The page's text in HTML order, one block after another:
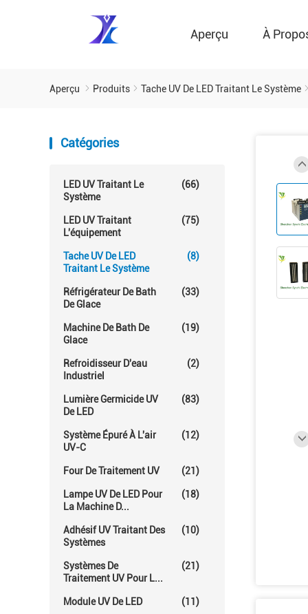
Aperçu À
Aperçu Produits Tache UV De LED Traitant Le Système
Catégories
LED UV Traitant Le
Système
(66)
LED UV Traitant
L'équipement
(75)
Tache UV De LED
Traitant Le Système
(8)
Réfrigérateur De Bath
De Glace
(33)
Machine De Bath De
Glace
(19)
Refroidisseur D'eau
Industriel
(2)
Lumière Germicide UV
De LED
(83)
Système Épuré À L'air
UV-C
(12)
Four De Traitement UV (21)
Lampe UV De LED Pour
La Machine D...
(18)
Adhésif UV Traitant Des
Systèmes
(10)
Systèmes De
Traitement UV Pour L...
(21)
Module UV De LED (11)